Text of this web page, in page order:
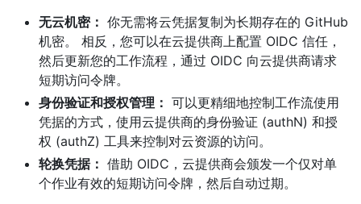
无云机密： 你无需将云凭据复制为长期存在的 GitHub
机密。 相反，您可以在云提供商上配置 OIDC 信任，
然后更新您的工作流程，通过 OIDC 向云提供商请求
短期访问令牌。
身份验证和授权管理： 可以更精细地控制工作流使用
凭据的方式，使用云提供商的身份验证 (authN) 和授
权 (authZ) 工具来控制对云资源的访问。
轮换凭据： 借助 OIDC，云提供商会颁发一个仅对单
个作业有效的短期访问令牌，然后自动过期。